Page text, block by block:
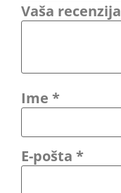
Vaša recenzija
Ime *
E-pošta *